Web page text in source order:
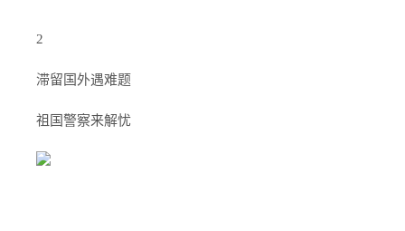
2
滞留国外遇难题
祖国警察来解忧